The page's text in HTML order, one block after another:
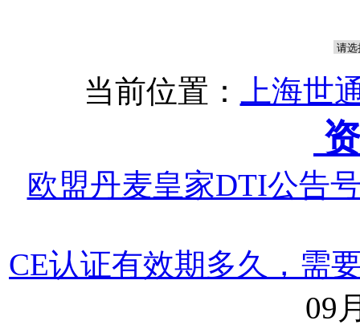
当前位置： 上海世
欧盟丹麦皇家DTI公告
CE认证有效期多久，需
09